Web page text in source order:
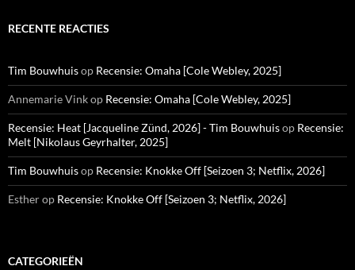
RECENTE REACTIES
Tim Bouwhuisop Recensie: Omaha [Cole Webley, 2025]
Annemarie Vinkop Recensie: Omaha [Cole Webley, 2025]
Recensie: Heat [Jacqueline Zünd, 2026] - Tim Bouwhuisop Recensie:
Melt [Nikolaus Geyrhalter, 2025]
Tim Bouwhuisop Recensie: Knokke Off [Seizoen 3; Netflix, 2026]
Estherop Recensie: Knokke Off [Seizoen 3; Netflix, 2026]
CATEGORIEËN